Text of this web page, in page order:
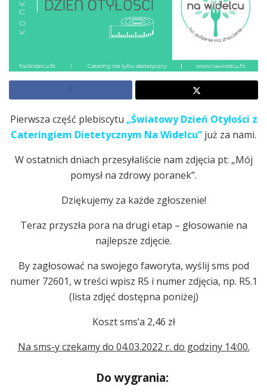
Pierwsza część plebiscytu „Światowy Dzień Otyłości z
Cateringiem Dietetycznym Na Widelcu” już za nami.
W ostatnich dniach przesyłaliście nam zdjęcia pt: „Mój
pomysł na zdrowy poranek”.
Dziękujemy za każde zgłoszenie!
Teraz przyszła pora na drugi etap – głosowanie na
najlepsze zdjęcie.
By zagłosować na swojego faworyta, wyślij sms pod
numer 72601, w treści wpisz R5 i numer zdjęcia, np. R5.1
(lista zdjęć dostępna poniżej)
Koszt sms’a 2,46 zł
Na sms-y czekamy do 04.03.2022 r. do godziny 14:00.
Do wygrania: